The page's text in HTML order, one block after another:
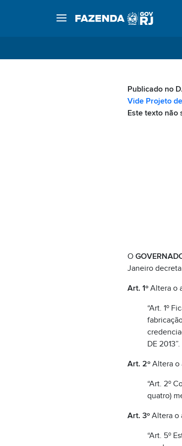
Publicado no
Vide Projeto
Este texto não
O
Janeiro
Art. 1º Altera o
“Art. 1º
DE 2013”.
Art. 2ºAltera o
“Art. 2º
quatro)
Art. 3ºAltera o
“Art. 5º